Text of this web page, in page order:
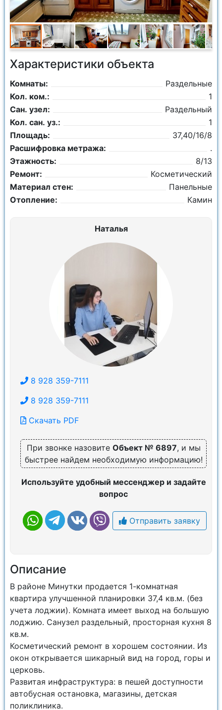
Характеристики объекта
Комнаты:
Раздельные
Кол. ком.:
1
Сан. узел:
Раздельный
Кол. сан. уз.:
1
Площадь:
37,40/16/8
Расшифровка метража:
.
Этажность:
8/13
Ремонт:
Косметический
Материал стен:
Панельные
Отопление:
Камин
Наталья
8 928 359-7111
8 928 359-7111
Скачать PDF
При звонке назовите Объект № 6897, и мы
быстрее найдем необходимую информацию!
Используйте удобный мессенджер и задайте
вопрос
Отправить заявку
Описание
В районе Минутки продается 1-комнатная
квартира улучшенной планировки 37,4 кв.м. (без
учета лоджии). Комната имеет выход на большую
лоджию. Санузел раздельный, просторная кухня 8
кв.м.
Косметический ремонт в хорошем состоянии. Из
окон открывается шикарный вид на город, горы и
церковь.
Развитая инфраструктура: в пешей доступности
автобусная остановка, магазины, детская
поликлиника.